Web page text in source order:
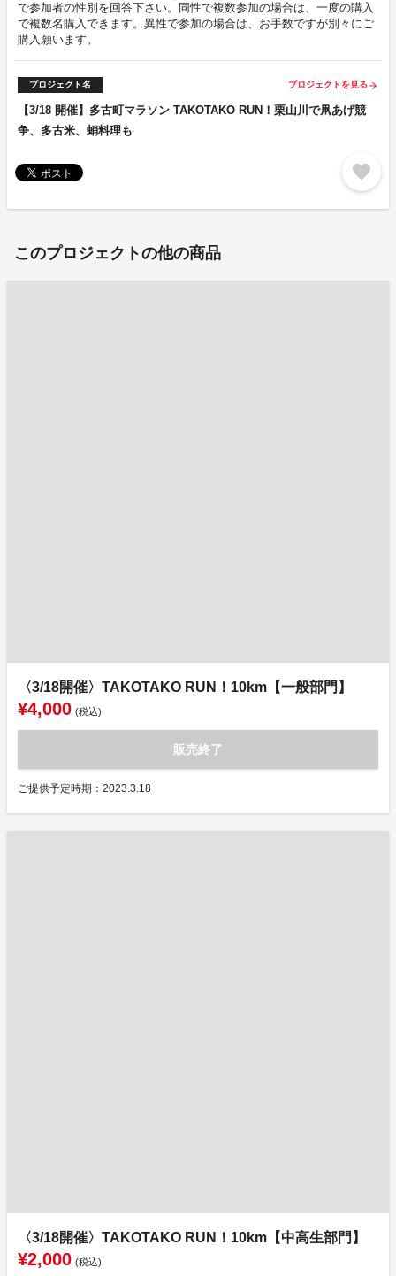
で参加者の性別を回答下さい。同性で複数参加の場合は、一度の購入
で複数名購入できます。異性で参加の場合は、お手数ですが別々にご
購入願います。
プロジェクト名 プロジェクトを見る arrow_forward
【3/18 開催】多古町マラソン TAKOTAKO RUN！栗山川で凧あげ競
争、多古米、蛸料理も
favorite
このプロジェクトの他の商品
〈3/18開催〉TAKOTAKO RUN！10km【一般部門】
¥4,000 (税込)
販売終了
ご提供予定時期：2023.3.18
〈3/18開催〉TAKOTAKO RUN！10km【中高生部門】
¥2,000 (税込)